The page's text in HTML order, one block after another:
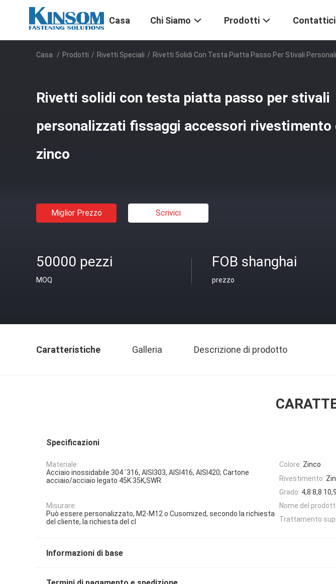
Casa Chi Siamo Prodotti Contattici
Casa / Prodotti / Rivetti Speciali / Rivetti Solidi Con Testa Piatta Passo Per Stivali
Rivetti solidi con testa piatta passo per stivali
personalizzati fissaggi accessori rivestimento
zinco
Miglior Prezzo Scrivici
50000 pezzi
MOQ
FOB shanghai
prezzo
Caratteristiche Galleria Descrizione di prodotto
Specificazioni
Materiale:
Acciaio inossidabile 304 `316, AISI303, AISI416, AISI420; Cartone
acciaio/acciaio legato 45K 35K,SWR
Colore: Zinco
Rivestimento:
Grado: 4,8 8,8
Misurare:
Può essere personalizzato, M2-M12 o Cusomized, secondo la richiesta
del cliente, la richiesta del cl
Nome del
Trattamento
Informazioni di base